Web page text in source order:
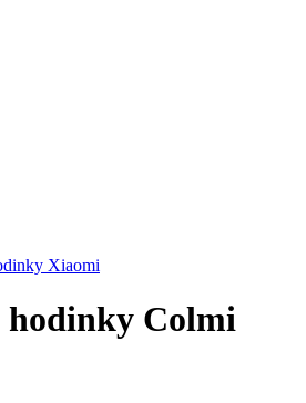
Xiaomi
hodinky Colmi